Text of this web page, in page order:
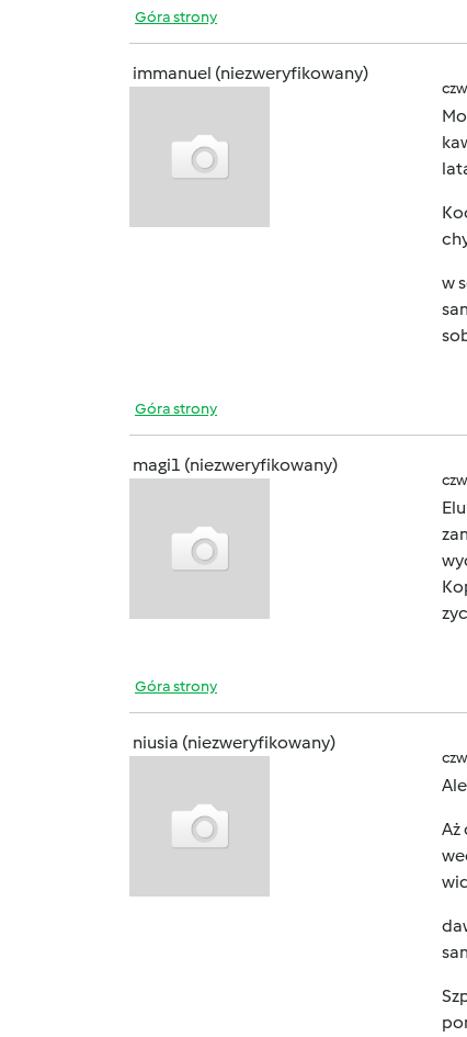
Góra strony
immanuel (niezweryfikowany)
w
Góra strony
magi1 (niezweryfikowany)
Góra strony
niusia (niezweryfikowany)
Aż